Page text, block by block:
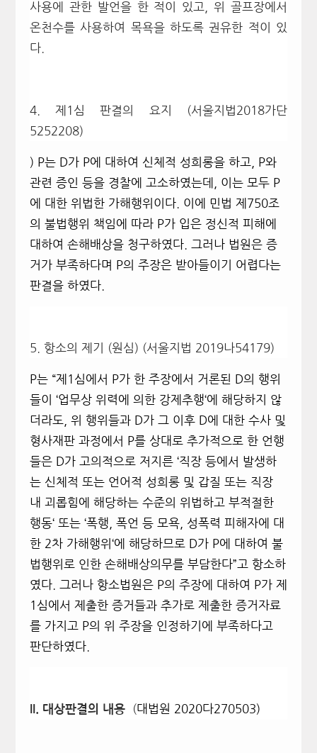
사용에 관한 발언을 한 적이 있고, 위 골프장에서
온천수를 사용하여 목욕을 하도록 권유한 적이 있
다.
4. 제1심 판결의 요지 (서울지법2018가단
5252208)
) P는 D가 P에 대하여 신체적 성희롱을 하고, P와
관련 증인 등을 경찰에 고소하였는데, 이는 모두 P
에 대한 위법한 가해행위이다. 이에 민법 제 750조
의 불법행위 책임에 따라 P가 입은 정신적 피해에
대하여 손해배상을 청구하였다. 그러나 법원은 증
거가 부족하다며 P의 주장은 받아들이기 어렵다는
판결을 하였다.
5. 항소의 제기 (원심) (서울지법 2019나54179)
P는 “제 1 심에서 P가 한 주장에서 거론된 D의 행위
들이 ‘업무상 위력에 의한 강제추행‘에 해당하지 않
더라도
위 행위들과 D가 그 이후 D에 대한 수사 및
형사재판 과정에서 P를 상대로 추가적으로 한 언행
들은 D가 고의적으로 저지른 ‘직장 등에서 발생하
는 신체적 또는 언어적 성희롱 및 갑질 또는 직장
내 괴롭힘에 해당하는 수준의 위법하고 부적절한
행동‘ 또는 ‘폭행 폭언 등 모욕, 성폭력 피해자에 대
한 2차 가해행위 ‘에 해당하므로 D가 P에 대하여 불
법행위로 인한 손해배상의무를 부담한다”고 항소하
였다. 그러나 항소법원은 P의 주장에 대하여 P가 제
1 심에서 제출한 증거들과 추가로 제출한 증거자료
를 가지고 P의 위 주장을 인정하기에 부족하다고
판단하였다.
II. 대상판결의 내용(대법원 2020다270503)